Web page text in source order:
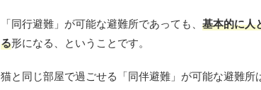
「同行避難」が可能な避難所であっても、 基本的に人
る形になる、ということです。
猫と同じ部屋で過ごせる「同伴避難」が可能な避難所